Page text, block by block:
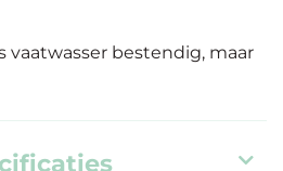
vaatwasser bestendig, maar